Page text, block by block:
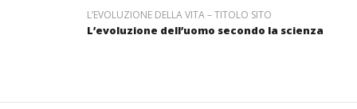
L’EVOLUZIONE DELLA VITA – TITOLO SITO
L’evoluzione dell’uomo secondo la scienza